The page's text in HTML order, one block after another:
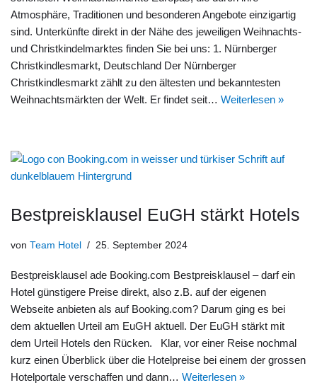
Atmosphäre, Traditionen und besonderen Angebote einzigartig
sind. Unterkünfte direkt in der Nähe des jeweiligen Weihnachts-
und Christkindelmarktes finden Sie bei uns: 1. Nürnberger
Christkindlesmarkt, Deutschland Der Nürnberger
Christkindlesmarkt zählt zu den ältesten und bekanntesten
Weihnachtsmärkten der Welt. Er findet seit… Weiterlesen »
Bestpreisklausel EuGH stärkt Hotels
von Team Hotel 25. September 2024
Bestpreisklausel ade Booking.com Bestpreisklausel – darf ein
Hotel günstigere Preise direkt, also z.B. auf der eigenen
Webseite anbieten als auf Booking.com? Darum ging es bei
dem aktuellen Urteil am EuGH aktuell. Der EuGH stärkt mit
dem Urteil Hotels den Rücken. Klar, vor einer Reise nochmal
kurz einen Überblick über die Hotelpreise bei einem der grossen
Hotelportale verschaffen und dann… Weiterlesen »